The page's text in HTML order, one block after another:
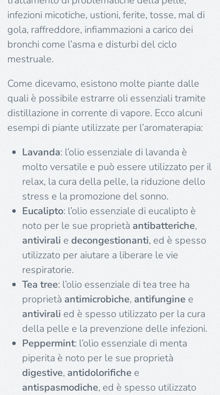
infezioni micotiche, ustioni, ferite, tosse, mal di
gola, raffreddore, infiammazioni a carico dei
bronchi come l’asma e disturbi del ciclo
mestruale.
Come dicevamo, esistono molte piante dalle
quali è possibile estrarre oli essenziali tramite
distillazione in corrente di vapore. Ecco alcuni
esempi di piante utilizzate per l’aromaterapia:
Lavanda: l’olio essenziale di lavanda è
molto versatile e può essere utilizzato per il
relax, la cura della pelle, la riduzione dello
stress e la promozione del sonno.
Eucalipto: l’olio essenziale di eucalipto è
noto per le sue proprietà antibatteriche,
antivirali e decongestionanti, ed è spesso
utilizzato per aiutare a liberare le vie
respiratorie.
Tea tree: l’olio essenziale di tea tree ha
proprietà antimicrobiche, antifungine e
antivirali ed è spesso utilizzato per la cura
della pelle e la prevenzione delle infezioni.
Peppermint: l’olio essenziale di menta
piperita è noto per le sue proprietà
digestive, antidolorifiche e
antispasmodiche, ed è spesso utilizzato